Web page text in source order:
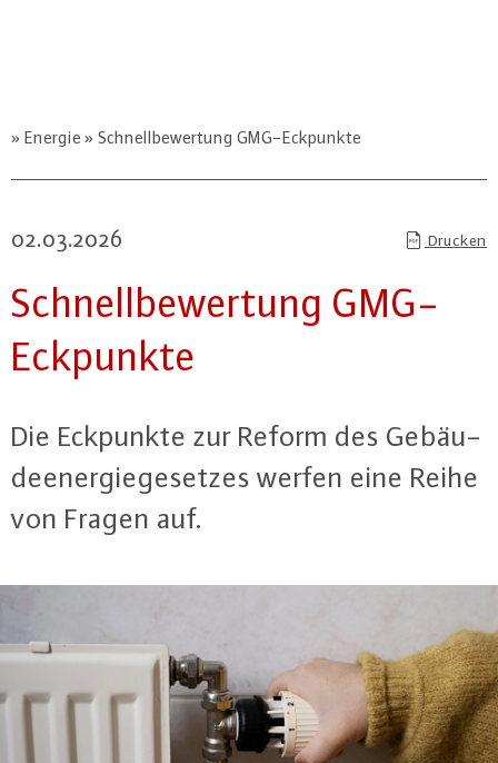
Energie Schnellbewertung GMG-Eckpunkte
02.03.2026 Drucken
Schnell­be­wer­tung GMG-
Eck­punk­te
Die Eckpunkte zur Reform des Ge­bäu­
de­ener­gie­ge­set­zes werfen eine Reihe
von Fragen auf.